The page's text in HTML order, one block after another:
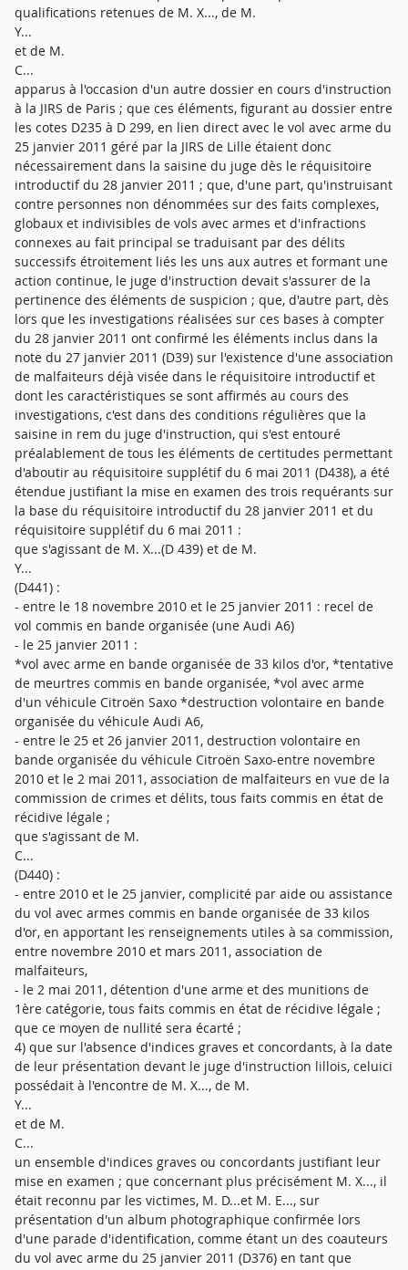
qualifications retenues de M. X..., de M.
Y...
et de M.
C...
apparus à l'occasion d'un autre dossier en cours d'instruction
à la JIRS de Paris ; que ces éléments, figurant au dossier entre
les cotes D235 à D 299, en lien direct avec le vol avec arme du
25 janvier 2011 géré par la JIRS de Lille étaient donc
nécessairement dans la saisine du juge dès le réquisitoire
introductif du 28 janvier 2011 ; que, d'une part, qu'instruisant
contre personnes non dénommées sur des faits complexes,
globaux et indivisibles de vols avec armes et d'infractions
connexes au fait principal se traduisant par des délits
successifs étroitement liés les uns aux autres et formant une
action continue, le juge d'instruction devait s'assurer de la
pertinence des éléments de suspicion ; que, d'autre part, dès
lors que les investigations réalisées sur ces bases à compter
du 28 janvier 2011 ont confirmé les éléments inclus dans la
note du 27 janvier 2011 (D39) sur l'existence d'une association
de malfaiteurs déjà visée dans le réquisitoire introductif et
dont les caractéristiques se sont affirmés au cours des
investigations, c'est dans des conditions régulières que la
saisine in rem du juge d'instruction, qui s'est entouré
préalablement de tous les éléments de certitudes permettant
d'aboutir au réquisitoire supplétif du 6 mai 2011 (D438), a été
étendue justifiant la mise en examen des trois requérants sur
la base du réquisitoire introductif du 28 janvier 2011 et du
réquisitoire supplétif du 6 mai 2011 :
que s'agissant de M. X...(D 439) et de M.
Y...
(D441) :
- entre le 18 novembre 2010 et le 25 janvier 2011 : recel de
vol commis en bande organisée (une Audi A6)
- le 25 janvier 2011 :
*vol avec arme en bande organisée de 33 kilos d'or, *tentative
de meurtres commis en bande organisée, *vol avec arme
d'un véhicule Citroën Saxo *destruction volontaire en bande
organisée du véhicule Audi A6,
- entre le 25 et 26 janvier 2011, destruction volontaire en
bande organisée du véhicule Citroën Saxo-entre novembre
2010 et le 2 mai 2011, association de malfaiteurs en vue de la
commission de crimes et délits, tous faits commis en état de
récidive légale ;
que s'agissant de M.
C...
(D440) :
- entre 2010 et le 25 janvier, complicité par aide ou assistance
du vol avec armes commis en bande organisée de 33 kilos
d'or, en apportant les renseignements utiles à sa commission,
entre novembre 2010 et mars 2011, association de
malfaiteurs,
- le 2 mai 2011, détention d'une arme et des munitions de
1ère catégorie, tous faits commis en état de récidive légale ;
que ce moyen de nullité sera écarté ;
4) que sur l'absence d'indices graves et concordants, à la date
de leur présentation devant le juge d'instruction lillois, celuici
possédait à l'encontre de M. X..., de M.
Y...
et de M.
C...
un ensemble d'indices graves ou concordants justifiant leur
mise en examen ; que concernant plus précisément M. X..., il
était reconnu par les victimes, M. D...et M. E..., sur
présentation d'un album photographique confirmée lors
d'une parade d'identification, comme étant un des coauteurs
du vol avec arme du 25 janvier 2011 (D376) en tant que